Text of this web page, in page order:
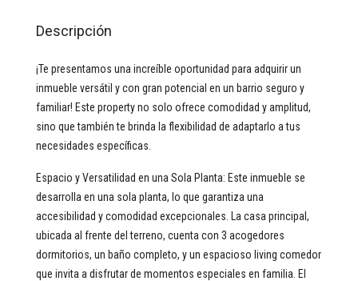
Descripción
¡Te presentamos una increíble oportunidad para adquirir un
inmueble versátil y con gran potencial en un barrio seguro y
familiar! Este property no solo ofrece comodidad y amplitud,
sino que también te brinda la flexibilidad de adaptarlo a tus
necesidades específicas.
Espacio y Versatilidad en una Sola Planta: Este inmueble se
desarrolla en una sola planta, lo que garantiza una
accesibilidad y comodidad excepcionales. La casa principal,
ubicada al frente del terreno, cuenta con 3 acogedores
dormitorios, un baño completo, y un espacioso living comedor
que invita a disfrutar de momentos especiales en familia. El